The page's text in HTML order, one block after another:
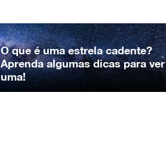
O que é uma estrela cadente?
Aprenda algumas dicas para ver
uma!